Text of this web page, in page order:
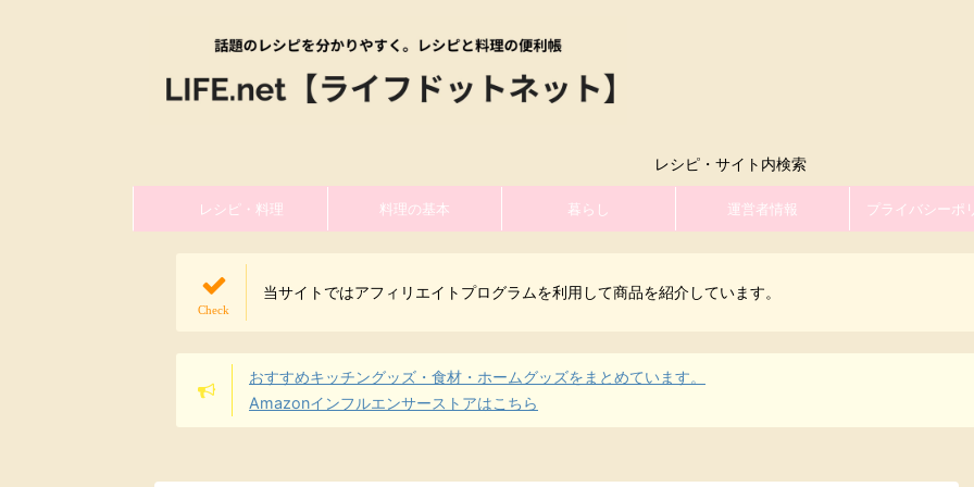
レシピ・サイト内検索
レシピ・料理 料理の基本 暮らし 運営者情報 プライバシーポ
当サイトではアフィリエイトプログラムを利用して商品を紹介しています。
おすすめキッチングッズ・食材・ホームグッズをまとめています。
Amazonインフルエンサーストアはこちら